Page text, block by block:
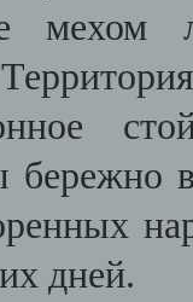
мехом
бережно
дней.